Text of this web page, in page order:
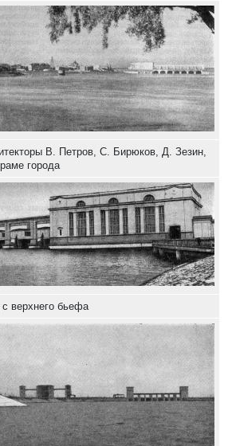
В. Петров, С. Бирюков, Д. Зезин,
города
верхнего бьефа